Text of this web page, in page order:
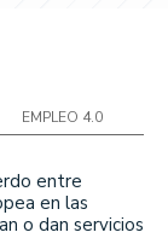
EMPLEO 4.0
entre
en las
o dan servicios